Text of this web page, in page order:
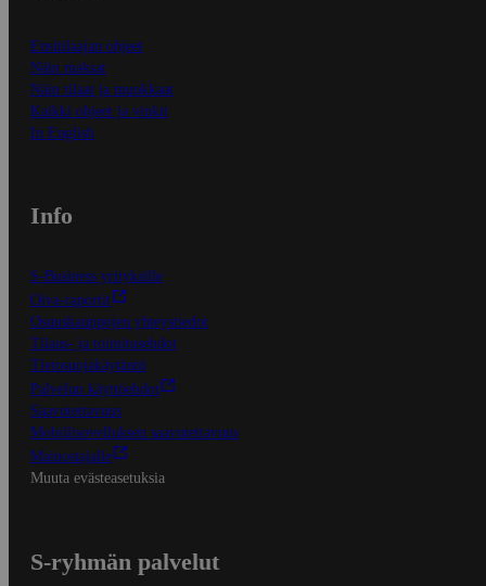
Ensitilaajan ohjeet
Näin maksat
Näin tilaat ja muokkaat
Kaikki ohjeet ja vinkit
In English
Info
S-Business yrityksille
Oiva-raportit
Osuuskauppojen yhteystiedot
Tilaus- ja toimitusehdot
Tietosuojakäytäntö
Palvelun käyttöehdot
Saavutettavuus
Mobiilisovelluksen saavutettavuus
Mainostajalle
Muuta evästeasetuksia
S-ryhmän palvelut